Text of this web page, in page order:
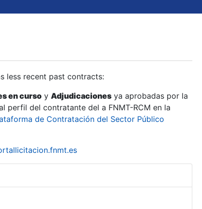
less recent past contracts:
en curso y Adjudicaciones ya aprobadas por la
perfil del contratante del a FNMT-RCM en la
de Contratación del Sector Público